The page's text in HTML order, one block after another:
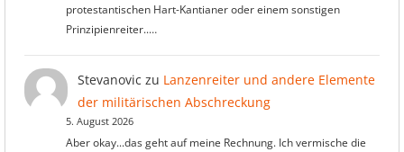
protestantischen Hart-Kantianer oder einem sonstigen
Prinzipienreiter..…
Stevanovic zu Lanzenreiter und andere Elemente
der militärischen Abschreckung
5. August 2026
Aber okay...das geht auf meine Rechnung. Ich vermische die